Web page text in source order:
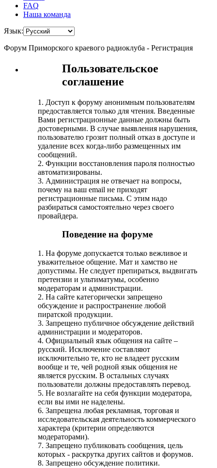
FAQ
Наша команда
Язык:
Форум Приморского краевого радиоклуба - Регистрация
Пользовательское
соглашение
1. Доступ к форуму анонимным пользователям
предоставляется только для чтения. Введенные
Вами регистрационные данные должны быть
достоверными. В случае выявления нарушения,
пользователю грозит полный отказ в доступе и
удаление всех когда-либо размещенных им
сообщений.
2. Функции восстановления пароля полностью
автоматизированы.
3. Администрация не отвечает на вопросы,
почему на ваш email не приходят
регистрационные письма. С этим надо
разбираться самостоятельно через своего
провайдера.
Поведение на форуме
1. На форуме допускается только вежливое и
уважительное общение. Мат и хамство не
допустимы. Не следует препираться, выдвигать
претензии и ультиматумы, особенно
модераторам и администрации.
2. На сайте категорически запрещено
обсуждение и распространение любой
пиратской продукции.
3. Запрещено публичное обсуждение действий
администрации и модераторов.
4. Официальный язык общения на сайте –
русский. Исключение составляют
исключительно те, кто не владеет русским
вообще и те, чей родной язык общения не
является русским. В остальных случаях
пользователи должны предоставлять перевод.
5. Не возлагайте на себя функции модератора,
если вы ими не наделены.
6. Запрещена любая рекламная, торговая и
исследовательская деятельность коммерческого
характера (критерии определяются
модераторами).
7. Запрещено публиковать сообщения, цель
которых - раскрутка других сайтов и форумов.
8. Запрещено обсуждение политики.